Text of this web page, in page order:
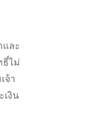
และ
ธิ์ไม่
จ้า
เงิน